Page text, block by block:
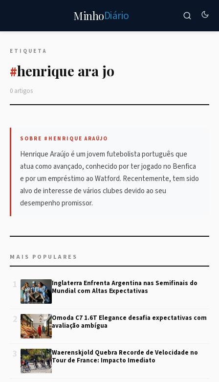
MinhoDiário
ETIQUETA
#henrique ara jo
0 artigos
SOBRE #HENRIQUE ARAÚJO
Henrique Araújo é um jovem futebolista português que
atua como avançado, conhecido por ter jogado no Benfica
e por um empréstimo ao Watford. Recentemente, tem sido
alvo de interesse de vários clubes devido ao seu
desempenho promissor.
MAIS POPULARES
1
Inglaterra Enfrenta Argentina nas Semifinais do
Mundial com Altas Expectativas
2
Omoda C7 1.6T Elegance desafia expectativas com
avaliação ambígua
3
Waerenskjold Quebra Recorde de Velocidade no
Tour de France: Impacto Imediato